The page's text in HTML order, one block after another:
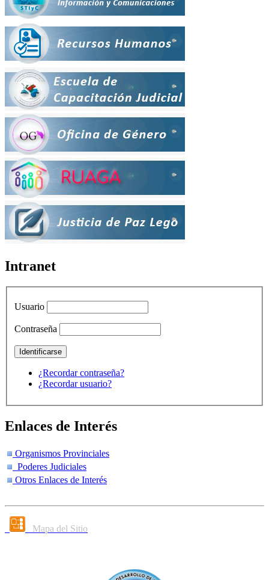
Intranet
Usuario
Contraseña
¿Recordar contraseña?
¿Recordar usuario?
Enlaces de Interés
Organismos Provinciales
Poderes Judiciales
Otros Enlaces de Interés
Mapa del Sitio